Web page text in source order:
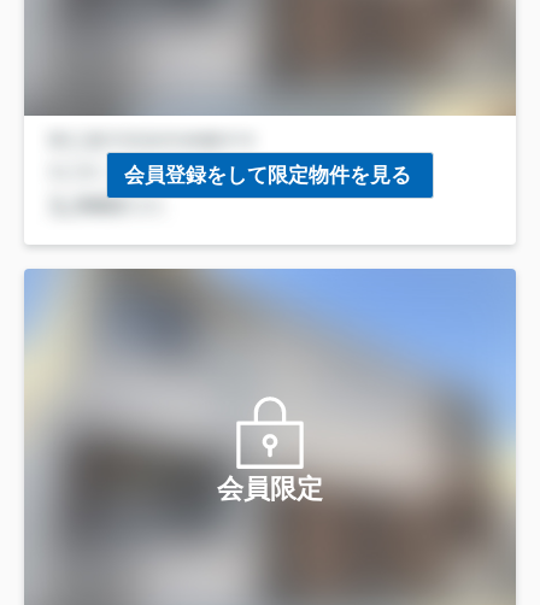
会員登録をして限定物件を見る
会員限定